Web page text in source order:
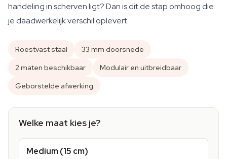
handeling in scherven ligt? Dan is dit de stap omhoog die
je daadwerkelijk verschil oplevert.
Roestvast staal
33 mm doorsnede
2 maten beschikbaar
Modulair en uitbreidbaar
Geborstelde afwerking
Welke maat kies je?
Medium (15 cm)